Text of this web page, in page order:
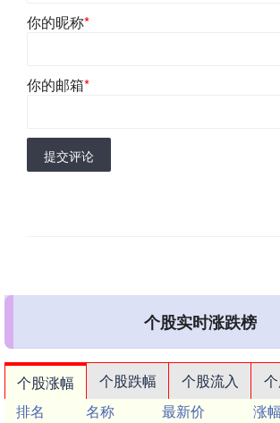
你的昵称*
你的邮箱*
提交评论
个股实时涨跌榜
个股涨幅 个股跌幅 个股流入
排名
名称 最新价 涨幅